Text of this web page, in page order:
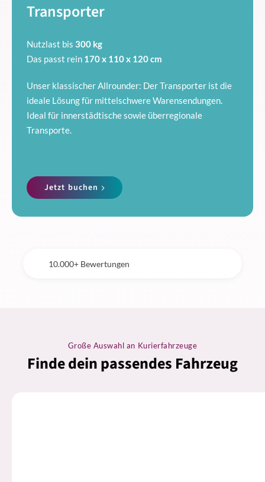
Transporter
Nutzlast bis 300 kg
Das passt rein 170 x 110 x 120 cm
Unser klassischer Allrounder: Der Transporter ist die
ideale Lösung für mittelschwere Warensendungen.
Ideal für innerstädtische sowie überregionale
Transporte.
Jetzt buchen
10.000+ Bewertungen
Große Auswahl an Kurierfahrzeuge
Finde dein passendes Fahrzeug